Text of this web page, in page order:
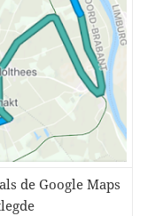
de Google Maps